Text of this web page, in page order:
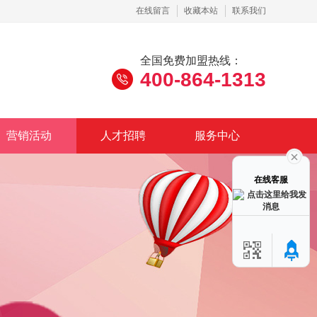
在线留言 收藏本站 联系我们
全国免费加盟热线：
400-864-1313
营销活动 人才招聘 服务中心
在线客服